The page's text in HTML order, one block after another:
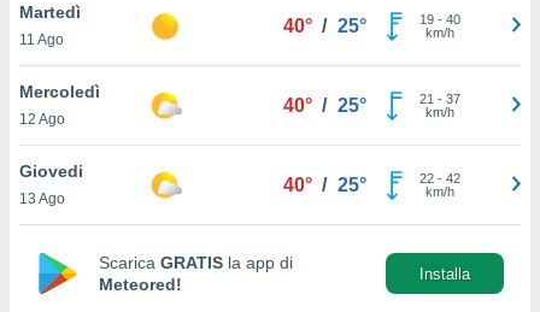
di
un
la
di esso.
Martedì
11 Ago
40° / 25° 19- 40
km/h
Mercoledì
12 Ago
40° / 25° 21 - 37
km/h
Giovedi
13 Ago
40° / 25° 22- 42
km/h
Scarica GRATIS la app di
Meteored!
Installa